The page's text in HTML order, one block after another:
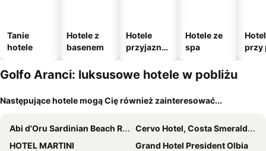
Tanie
hotele
Hotele z
basenem
Hotele
przyjazne
m
Hotele ze
spa
przy
Golfo Aranci: luksusowe hotele w pobliżu
Następujące hotele mogą Cię również zainteresować...
Abi d'Oru Sardinian Beach Resort & Spa
Cervo Hotel, Costa Smeralda Resort
HOTEL MARTINI
Grand Hotel President Olbia